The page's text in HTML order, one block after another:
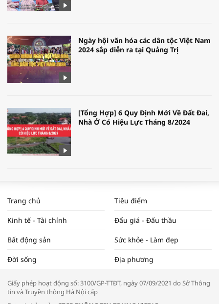
Ngày hội văn hóa các dân tộc Việt Nam
2024 sắp diễn ra tại Quảng Trị
[Tổng Hợp] 6 Quy Định Mới Về Đất Đai,
Nhà Ở Có Hiệu Lực Tháng 8/2024
NAM NĂM 2024 VÀ NĂM 2025 | NHỊP
ĐẬP THỊ TRƯỜNG #62
Tọa đàm “Xúc tiến thương mại: Khơi
Trang chủ Tiêu điểm
Kinh tế - Tài chính Đấu giá - Đấu thầu
Bất động sản Sức khỏe - Làm đẹp
Đời sống Địa phương
Giấy phép hoạt động số: 3100/GP-TTĐT, ngày 07/09/2021 do Sở Thông
tin và Truyền thông Hà Nội cấp